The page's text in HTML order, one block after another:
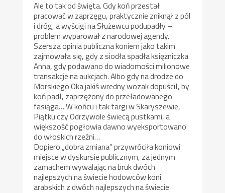
Ale to tak od święta. Gdy koń przestał
pracować w zaprzęgu, praktycznie zniknął z pól
i dróg, a wyścigi na Służewcu podupadły –
problem wyparował z narodowej agendy.
Szersza opinia publiczna koniem jako takim
zajmowała się, gdy z siodła spadła księżniczka
Anna, gdy podawano do wiadomości milionowe
transakcje na aukcjach. Albo gdy na drodze do
Morskiego Oka jakiś wredny wozak dopuścił, by
koń padł, zaprzężony do przeładowanego
fasiąga… W końcu i tak targi w Skaryszewie,
Piątku czy Odrzywole świecą pustkami, a
większość pogłowia dawno wyeksportowano
do włoskich rzeźni…
Dopiero „dobra zmiana” przywróciła koniowi
miejsce w dyskursie publicznym, za jednym
zamachem wywalając na bruk dwóch
najlepszych na świecie hodowców koni
arabskich z dwóch najlepszych na świecie